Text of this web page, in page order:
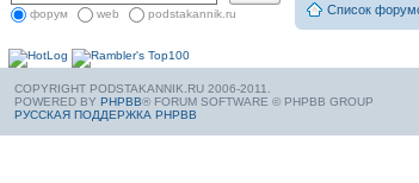
форум web podstakannik.ru Список
COPYRIGHT PODSTAKANNIK.RU 2006-2011.
POWERED BY PHPBB® FORUM SOFTWARE © PHPBB GROUP
РУССКАЯ ПОДДЕРЖКА PHPBB